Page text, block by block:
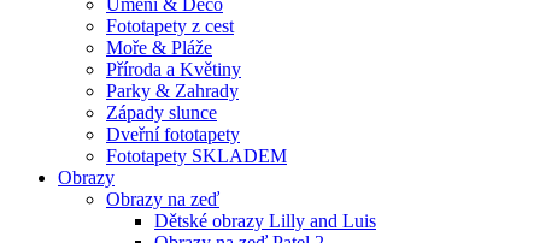
Fototapety z cest
Moře & Pláže
Příroda a Květiny
Parky & Zahrady
Západy slunce
Dveřní fototapety
Fototapety SKLADEM
Obrazy
Obrazy na zeď
Dětské obrazy Lilly and Luis